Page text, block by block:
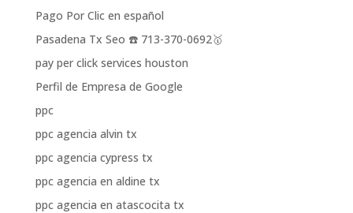
Pago Por Clic en español
Pasadena Tx Seo ☎️ 713-370-0692🥇
pay per click services houston
Perfil de Empresa de Google
ppc
ppc agencia alvin tx
ppc agencia cypress tx
ppc agencia en aldine tx
ppc agencia en atascocita tx